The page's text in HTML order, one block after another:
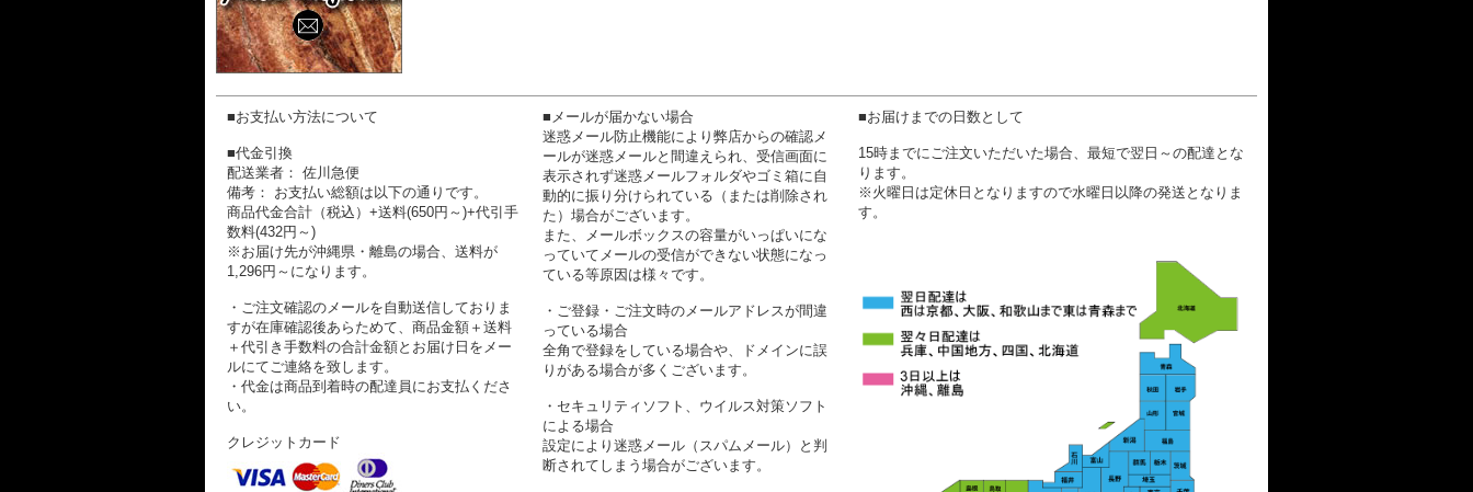
■お支払い方法について
■代金引換
配送業者： 佐川急便
備考： お支払い総額は以下の通りです。
商品代金合計（税込）+送料(650円～)+代引手
数料(432円～)
※お届け先が沖縄県・離島の場合、送料が
1,296円～になります。
・ご注文確認のメールを自動送信しておりま
すが在庫確認後あらためて、商品金額＋送料
＋代引き手数料の合計金額とお届け日をメー
ルにてご連絡を致します。
・代金は商品到着時の配達員にお支払くださ
い。
クレジットカード
■メールが届かない場合
迷惑メール防止機能により弊店からの確認メ
ールが迷惑メールと間違えられ、受信画面に
表示されず迷惑メールフォルダやゴミ箱に自
動的に振り分けられている（または削除され
た）場合がございます。
また、メールボックスの容量がいっぱいにな
っていてメールの受信ができない状態になっ
ている等原因は様々です。
・ご登録・ご注文時のメールアドレスが間違
っている場合
全角で登録をしている場合や、ドメインに誤
りがある場合が多くございます。
・セキュリティソフト、ウイルス対策ソフト
による場合
設定により迷惑メール（スパムメール）と判
断されてしまう場合がございます。
■お届けまでの日数として
15時までにご注文いただいた場合、最短で翌日～の配達とな
ります。
※火曜日は定休日となりますので水曜日以降の発送となりま
す。